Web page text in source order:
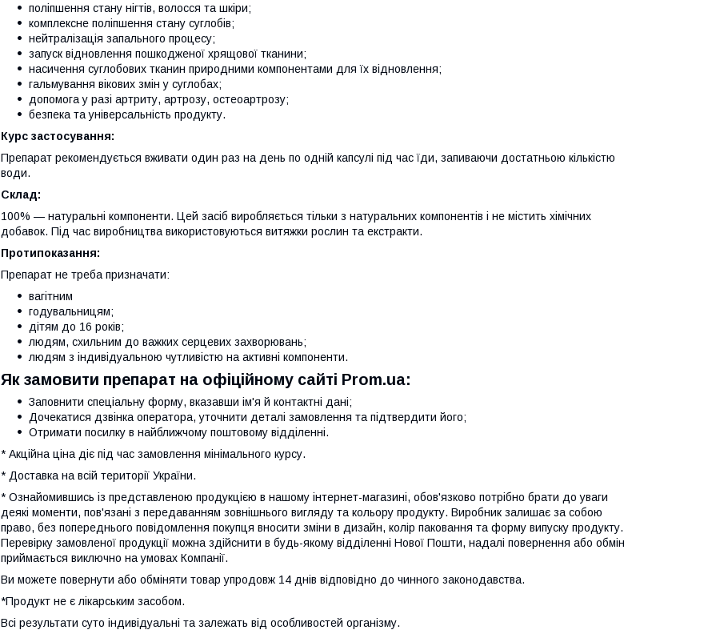
поліпшення стану нігтів, волосся та шкіри;
комплексне поліпшення стану суглобів;
нейтралізація запального процесу;
запуск відновлення пошкодженої хрящової тканини;
насичення суглобових тканин природними компонентами для їх відновлення;
гальмування вікових змін у суглобах;
допомога у разі артриту, артрозу, остеоартрозу;
безпека та універсальність продукту.
Курс застосування:
Препарат рекомендується вживати один раз на день по одній капсулі під час їди, запиваючи достатньою кількістю
води.
Склад:
100% — натуральні компоненти. Цей засіб виробляється тільки з натуральних компонентів і не містить хімічних
добавок. Під час виробництва використовуються витяжки рослин та екстракти.
Протипоказання:
Препарат не треба призначати:
вагітним
годувальницям;
дітям до 16 років;
людям, схильним до важких серцевих захворювань;
людям з індивідуальною чутливістю на активні компоненти.
Як замовити препарат на офіційному сайті Prom.ua:
Заповнити спеціальну форму, вказавши ім'я й контактні дані;
Дочекатися дзвінка оператора, уточнити деталі замовлення та підтвердити його;
Отримати посилку в найближчому поштовому відділенні.
* Акційна ціна діє під час замовлення мінімального курсу.
* Доставка на всій території України.
* Ознайомившись із представленою продукцією в нашому інтернет-магазині, обов'язково потрібно брати до уваги
деякі моменти, пов'язані з передаванням зовнішнього вигляду та кольору продукту. Виробник залишає за собою
право, без попереднього повідомлення покупця вносити зміни в дизайн, колір паковання та форму випуску продукту.
Перевірку замовленої продукції можна здійснити в будь-якому відділенні Нової Пошти, надалі повернення або обмін
приймається виключно на умовах Компанії.
Ви можете повернути або обміняти товар упродовж 14 днів відповідно до чинного законодавства.
*Продукт не є лікарським засобом.
Всі результати суто індивідуальні та залежать від особливостей організму.